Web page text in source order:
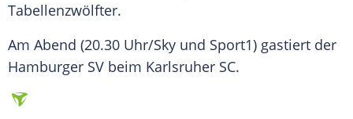
Tabellenzwölfter.
Am Abend (20.30 Uhr/Sky und Sport1) gastiert der
Hamburger SV beim Karlsruher SC.